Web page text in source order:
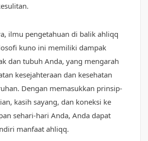
ilmu pengetahuan di balik ahliqq
kuno ini memiliki dampak
dan tubuh Anda, yang mengarah
kesejahteraan dan kesehatan
Dengan memasukkan prinsip-
kasih sayang, dan koneksi ke
sehari-hari Anda, Anda dapat
manfaat ahliqq.